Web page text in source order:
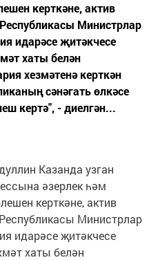
керткәне, актив
Министрлар
идарәсе җитәкчесе
хаты белән
хезмәтенә керткән
сәнәгать өлкәсе
кертә", - диелгән...
Казанда узган
әзерлек һәм
керткәне, актив
Министрлар
идарәсе җитәкчесе
хаты белән